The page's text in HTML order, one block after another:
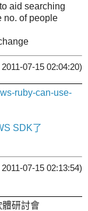
aid searching
no. of people
07-15 02:04:20)
ruby-can-use-
SDK了
07-15 02:13:54)
體研討會